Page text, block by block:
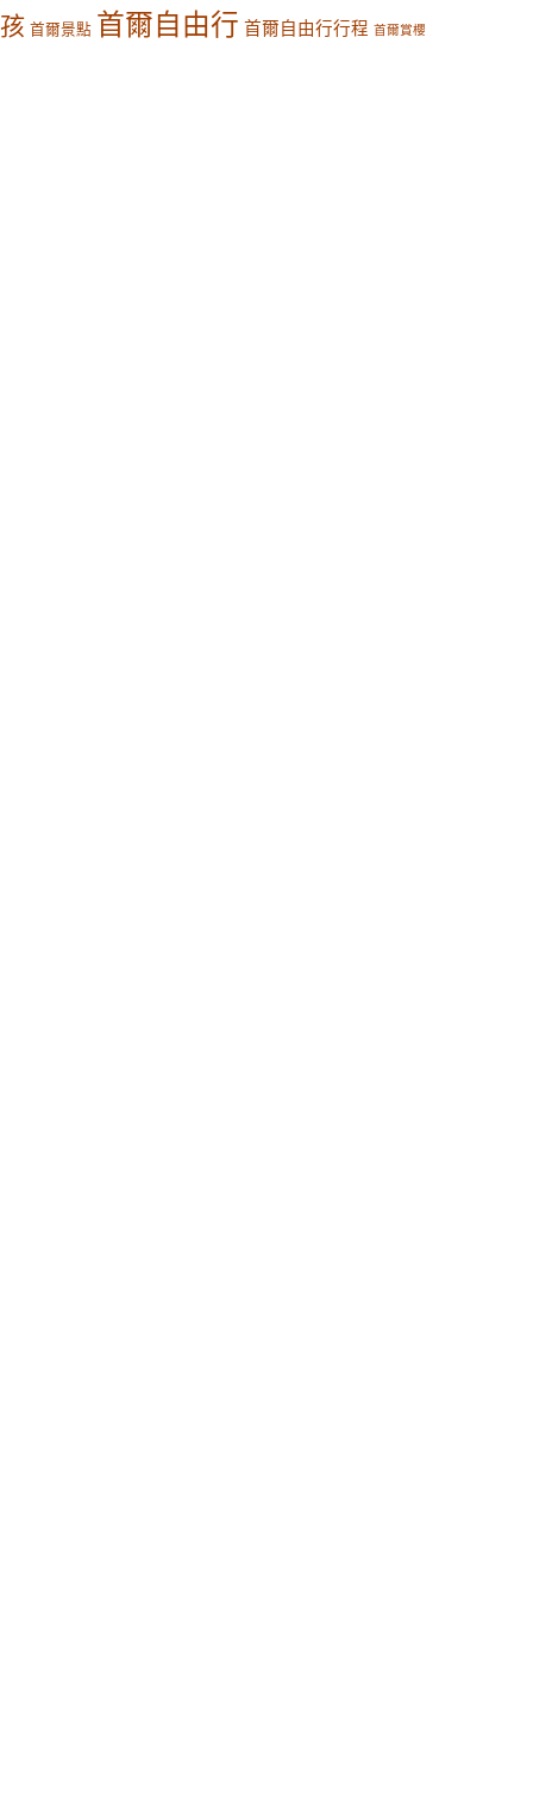
孩 首爾景點 首爾自由行 首爾自由行行程 首爾賞櫻